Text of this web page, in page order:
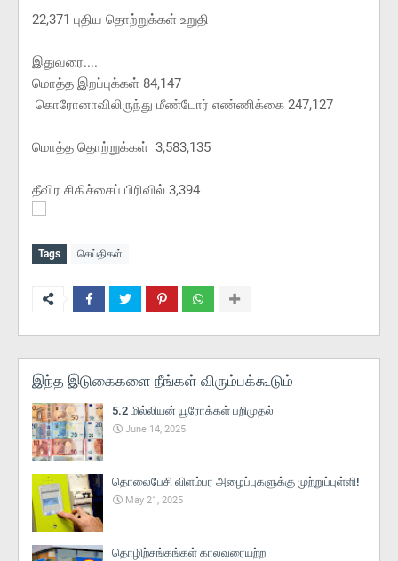
22,371 புதிய தொற்றுக்கள் உறுதி
இதுவரை....
மொத்த இறப்புக்கள் 84,147
கொரோனாவிலிருந்து மீண்டோர் எண்ணிக்கை 247,127
மொத்த தொற்றுக்கள் 3,583,135
தீவிர சிகிச்சைப் பிரிவில் 3,394
Tags செய்திகள்
இந்த இடுகைகளை நீங்கள் விரும்பக்கூடும்
5.2 மில்லியன் யூரோக்கள் பறிமுதல்
June 14, 2025
தொலைபேசி விளம்பர அழைப்புகளுக்கு முற்றுப்புள்ளி!
May 21, 2025
தொழிற்சங்கங்கள் காலவரையற்ற